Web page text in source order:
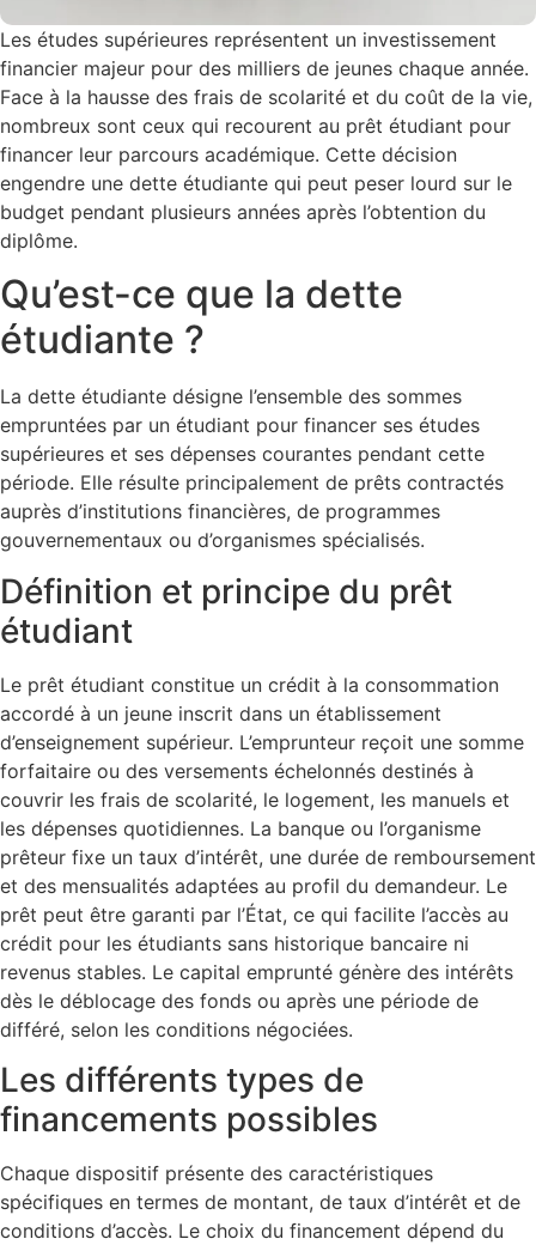
Les études supérieures représentent un investissement
financier majeur pour des milliers de jeunes chaque année.
Face à la hausse des frais de scolarité et du coût de la vie,
nombreux sont ceux qui recourent au prêt étudiant pour
financer leur parcours académique. Cette décision
engendre une dette étudiante qui peut peser lourd sur le
budget pendant plusieurs années après l’obtention du
diplôme.
Qu’est-ce que la dette
étudiante ?
La dette étudiante désigne l’ensemble des sommes
empruntées par un étudiant pour financer ses études
supérieures et ses dépenses courantes pendant cette
période. Elle résulte principalement de prêts contractés
auprès d’institutions financières, de programmes
gouvernementaux ou d’organismes spécialisés.
Définition et principe du prêt
étudiant
Le prêt étudiant constitue un crédit à la consommation
accordé à un jeune inscrit dans un établissement
d’enseignement supérieur. L’emprunteur reçoit une somme
forfaitaire ou des versements échelonnés destinés à
couvrir les frais de scolarité, le logement, les manuels et
les dépenses quotidiennes. La banque ou l’organisme
prêteur fixe un taux d’intérêt, une durée de remboursement
et des mensualités adaptées au profil du demandeur. Le
prêt peut être garanti par l’État, ce qui facilite l’accès au
crédit pour les étudiants sans historique bancaire ni
revenus stables. Le capital emprunté génère des intérêts
dès le déblocage des fonds ou après une période de
différé, selon les conditions négociées.
Les différents types de
financements possibles
Chaque dispositif présente des caractéristiques
spécifiques en termes de montant, de taux d’intérêt et de
conditions d’accès. Le choix du financement dépend du